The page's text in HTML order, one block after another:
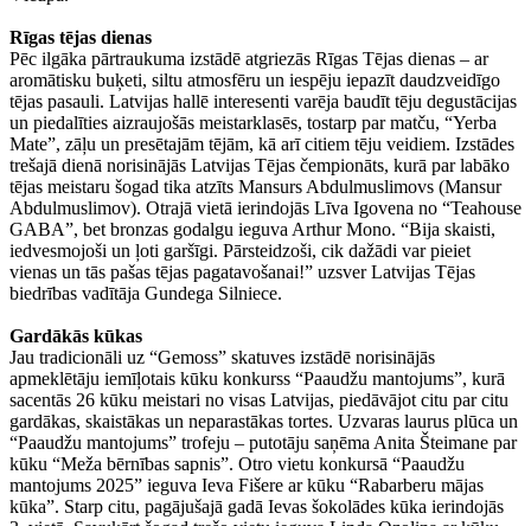
Rīgas tējas dienas
Pēc ilgāka pārtraukuma izstādē atgriezās Rīgas Tējas dienas – ar
aromātisku buķeti, siltu atmosfēru un iespēju iepazīt daudzveidīgo
tējas pasauli. Latvijas hallē interesenti varēja baudīt tēju degustācijas
un piedalīties aizraujošās meistarklasēs, tostarp par matču, “Yerba
Mate”, zāļu un presētajām tējām, kā arī citiem tēju veidiem. Izstādes
trešajā dienā norisinājās Latvijas Tējas čempionāts, kurā par labāko
tējas meistaru šogad tika atzīts Mansurs Abdulmuslimovs (Mansur
Abdulmuslimov). Otrajā vietā ierindojās Līva Igovena no “Teahouse
GABA”, bet bronzas godalgu ieguva Arthur Mono. “Bija skaisti,
iedvesmojoši un ļoti garšīgi. Pārsteidzoši, cik dažādi var pieiet
vienas un tās pašas tējas pagatavošanai!” uzsver Latvijas Tējas
biedrības vadītāja Gundega Silniece.
Gardākās kūkas
Jau tradicionāli uz “Gemoss” skatuves izstādē norisinājās
apmeklētāju iemīļotais kūku konkurss “Paaudžu mantojums”, kurā
sacentās 26 kūku meistari no visas Latvijas, piedāvājot citu par citu
gardākas, skaistākas un neparastākas tortes. Uzvaras laurus plūca un
“Paaudžu mantojums” trofeju – putotāju saņēma Anita Šteimane par
kūku “Meža bērnības sapnis”. Otro vietu konkursā “Paaudžu
mantojums 2025” ieguva Ieva Fišere ar kūku “Rabarberu mājas
kūka”. Starp citu, pagājušajā gadā Ievas šokolādes kūka ierindojās